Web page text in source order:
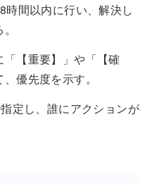
時間以内に行い、解決し
【重要】」や「【確
優先度を示す。
定し、誰にアクションが